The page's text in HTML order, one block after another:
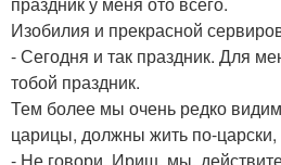
Изобилия и прекрасной
- Сегодня и так праздник. Для
тобой праздник.
Тем более мы очень редко
царицы, должны жить по-